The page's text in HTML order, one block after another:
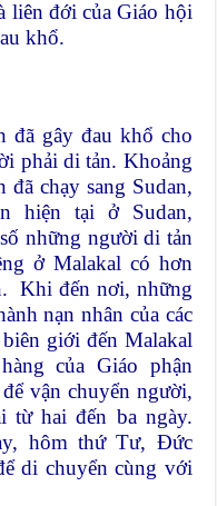
liên đới của Giáo hội
khổ.
đã gây đau khổ cho
phải di tản. Khoảng
chạy sang Sudan,
hiện tại ở Sudan,
những người di tản
ở Malakal có hơn
Khi đến nơi, những
nạn nhân của các
giới đến Malakal
của Giáo phận
vận chuyển người,
từ hai đến ba ngày.
hôm thứ Tư, Đức
di chuyển cùng với